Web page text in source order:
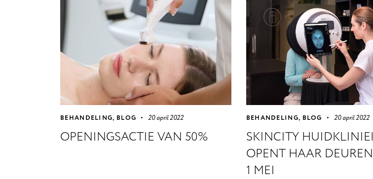
BEHANDELING, BLOG 20 april 2022
OPENINGSACTIE VAN 50%
BEHANDELING, BLOG 20 april 2022
SKINCITY
OPENT HAAR
1 MEI